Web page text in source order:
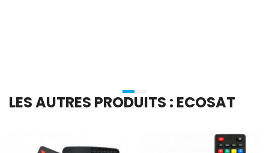
LES AUTRES PRODUITS : ECOSAT